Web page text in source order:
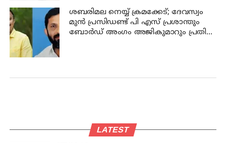
ശബരിമല നെയ്യ് ക്രമക്കേട്; ദേവസ്വം
മുന്‍ പ്രസിഡണ്ട് പി എസ് പ്രശാന്തും
ബോര്‍ഡ് അംഗം അജികുമാറും പ്രതി
LATEST